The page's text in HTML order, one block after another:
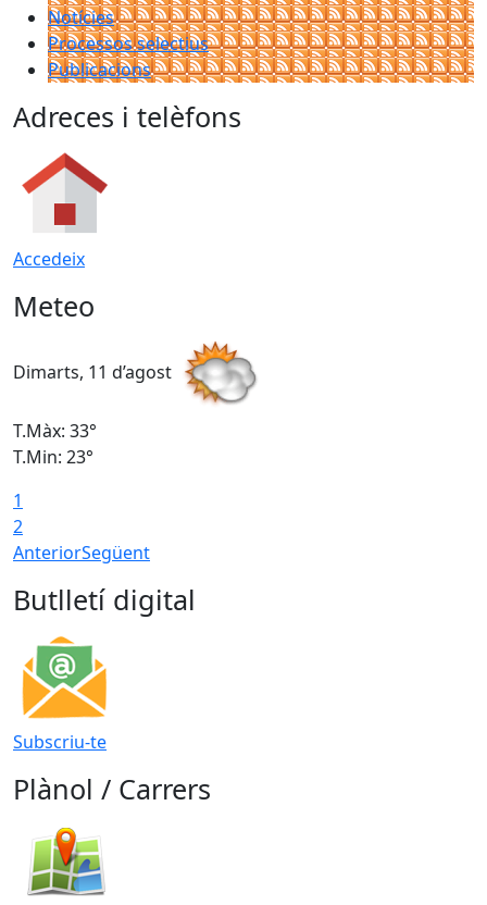
Notícies
Processos selectius
Publicacions
Adreces i telèfons
Accedeix
Meteo
Dimarts, 11 d’agost
T.Màx: 33°
T.Min: 23°
1
2
AnteriorSegüent
Butlletí digital
Subscriu-te
Plànol / Carrers